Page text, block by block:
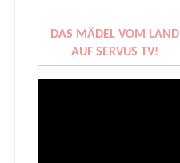
DAS MÄDEL VOM LAND
AUF SERVUS TV!